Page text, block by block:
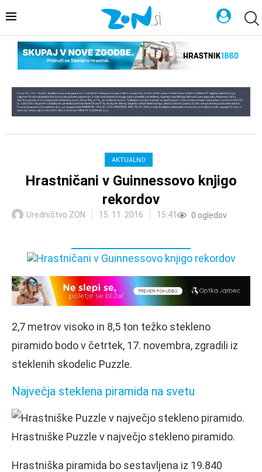
AKTUALNO
Hrastničani v Guinnessovo knjigo
rekordov
Uredništvo ZON 15. 11. 2016 15:41 0 ogledov
2,7 metrov visoko in 8,5 ton težko stekleno
piramido bodo v četrtek, 17. novembra, zgradili iz
steklenih skodelic Puzzle.
Največja steklena piramida na svetu
Hrastniške Puzzle v največjo stekleno piramido.
Hrastniška piramida bo sestavljena iz 19.840